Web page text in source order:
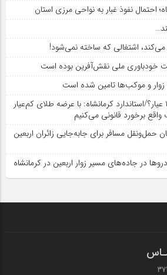
احتمال نفوذ غبار به نواحی مرزی استان
می‌کند، اشتغالی که ساخته نمی‌شود!
خودباوری ملی نقش‌آفرین بوده است
زوار و موکب‌ها تامین شده است
طلای ۱۸ عیار یا اعتماد ۱۸ عیار؟/استاندارد کرمانشاه: با عرضه طلای کم‌عیار
برخورد قانونی می‌کنیم
حمل‌ونقل مسافر برای جابه‌جایی زائران اربعین